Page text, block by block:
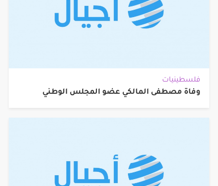
فلسطينيات
وفاة مصطفى المالكي عضو المجلس الوطني